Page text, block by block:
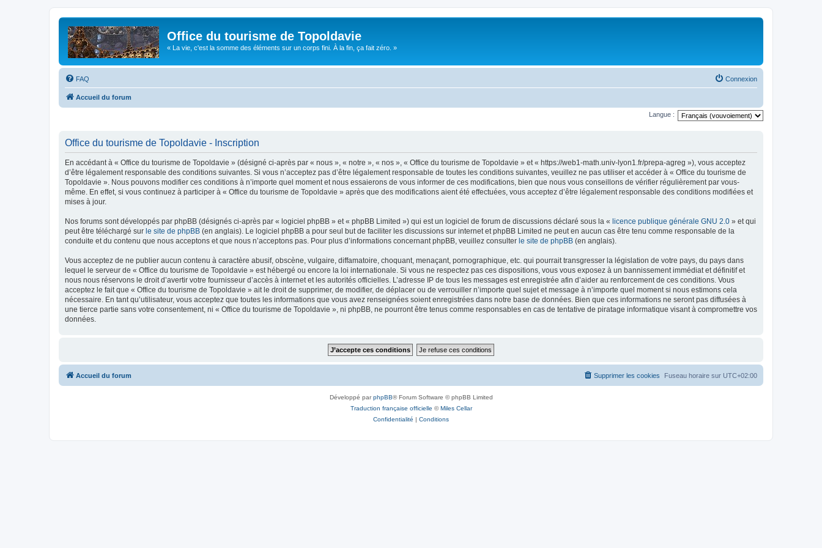
Office du tourisme de Topoldavie
« La vie, c'est la somme des éléments sur un corps fini. À la fin, ça fait zéro. »
FAQ Connexion
Accueil du forum
Langue :
Office du tourisme de Topoldavie - Inscription
En accédant à « Office du tourisme de Topoldavie » (désigné ci-après par « nous », « notre », « nos », « Office du tourisme de Topoldavie » et « https://web1-math.univ-lyon1.fr/prepa-agreg »), vous acceptez
d’être légalement responsable des conditions suivantes. Si vous n’acceptez pas d’être légalement responsable de toutes les conditions suivantes, veuillez ne pas utiliser et accéder à « Office du tourisme de
Topoldavie ». Nous pouvons modifier ces conditions à n’importe quel moment et nous essaierons de vous informer de ces modifications, bien que nous vous conseillons de vérifier régulièrement par vous-
même. En effet, si vous continuez à participer à « Office du tourisme de Topoldavie » après que des modifications aient été effectuées, vous acceptez d’être légalement responsable des conditions modifiées et
mises à jour.
Nos forums sont développés par phpBB (désignés ci-après par « logiciel phpBB » et « phpBB Limited ») qui est un logiciel de forum de discussions déclaré sous la « licence publique générale GNU 2.0 » et qui
peut être téléchargé sur le site de phpBB (en anglais). Le logiciel phpBB a pour seul but de faciliter les discussions sur internet et phpBB Limited ne peut en aucun cas être tenu comme responsable de la
conduite et du contenu que nous acceptons et que nous n’acceptons pas. Pour plus d’informations concernant phpBB, veuillez consulter le site de phpBB (en anglais).
Vous acceptez de ne publier aucun contenu à caractère abusif, obscène, vulgaire, diffamatoire, choquant, menaçant, pornographique, etc. qui pourrait transgresser la législation de votre pays, du pays dans
lequel le serveur de « Office du tourisme de Topoldavie » est hébergé ou encore la loi internationale. Si vous ne respectez pas ces dispositions, vous vous exposez à un bannissement immédiat et définitif et
nous nous réservons le droit d’avertir votre fournisseur d’accès à internet et les autorités officielles. L’adresse IP de tous les messages est enregistrée afin d’aider au renforcement de ces conditions. Vous
acceptez le fait que « Office du tourisme de Topoldavie » ait le droit de supprimer, de modifier, de déplacer ou de verrouiller n’importe quel sujet et message à n’importe quel moment si nous estimons cela
nécessaire. En tant qu’utilisateur, vous acceptez que toutes les informations que vous avez renseignées soient enregistrées dans notre base de données. Bien que ces informations ne seront pas diffusées à
une tierce partie sans votre consentement, ni « Office du tourisme de Topoldavie », ni phpBB, ne pourront être tenus comme responsables en cas de tentative de piratage informatique visant à compromettre vos
données.
Accueil du forum Fuseau horaire sur UTC+02:00
Supprimer les cookies
Développé parphpBB® Forum Software © phpBB Limited
Traduction française officielle ©Miles Cellar
Confidentialité | Conditions